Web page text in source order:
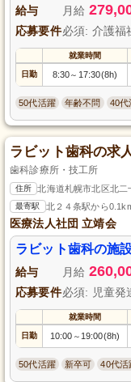
給与 月給
応募要件必須: 介護福
就業時間
日勤 8:30～ 17:30(8h)
50代活躍 年齢不問 40代
ラビット歯科の求
歯科診療所・技工所
住所 北海道札幌市北区北
最寄駅 北２４条駅から
医療法人社団 立靖会
ラビット歯科の施
給与 月給
応募要件必須: 児童発
就業時間
日勤 10:00 ～ 19:00(8h)
50代活躍 新卒可 40代活